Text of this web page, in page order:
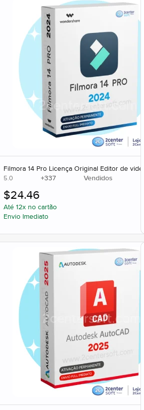
Filmora 14 Pro Licença Original Editor de video
5.0 +337 Vendidos
Até 12x no cartão
Envio Imediato
$24.46